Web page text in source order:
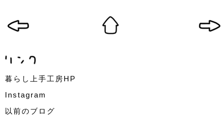
暮らし上手工房HP
Instagram
以前のブログ